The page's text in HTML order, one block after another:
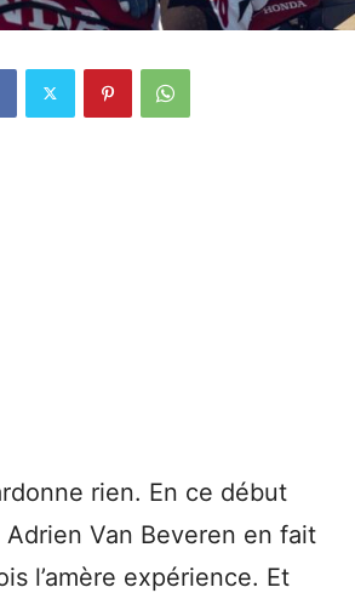
rien. En ce début
Adrien Van Beveren en fait
l’amère expérience. Et